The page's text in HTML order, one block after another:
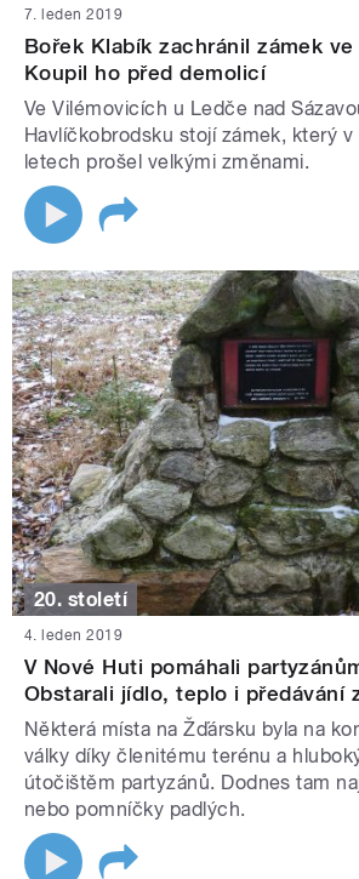
7. leden 2019
Bořek Klabík zachránil zámek
Koupil ho před demolicí
Ve Vilémovicích u Ledče nad
Havlíčkobrodsku stojí zámek, který
letech prošel velkými změnami.
20. století
4. leden 2019
V Nové Huti pomáhali
Obstarali jídlo, teplo i předávání
Některá místa na Žďársku byla na
války díky členitému terénu a
útočištěm partyzánů. Dodnes tam
nebo pomníčky padlých.